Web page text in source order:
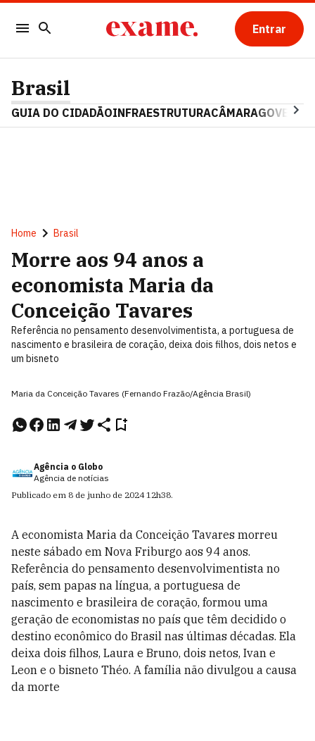
Entrar
Brasil
GUIA DO CIDADÃOINFRAESTRUTURACÂMARAGOVERNO
Home Brasil
Morre aos 94 anos a
economista Maria da
Conceição Tavares
Referência no pensamento desenvolvimentista, a portuguesa de
nascimento e brasileira de coração, deixa dois filhos, dois netos e
um bisneto
Maria da Conceição Tavares (Fernando Frazão/Agência Brasil)
Agência o Globo
Agência de notícias
Publicado em 8 de junho de 2024 12h38.
A economista Maria da Conceição Tavares morreu
neste sábado em Nova Friburgo aos 94 anos.
Referência do pensamento desenvolvimentista no
país, sem papas na língua, a portuguesa de
nascimento e brasileira de coração, formou uma
geração de economistas no país que têm decidido o
destino econômico do Brasil nas últimas décadas. Ela
deixa dois filhos, Laura e Bruno, dois netos, Ivan e
Leon e o bisneto Théo. A família não divulgou a causa
da morte